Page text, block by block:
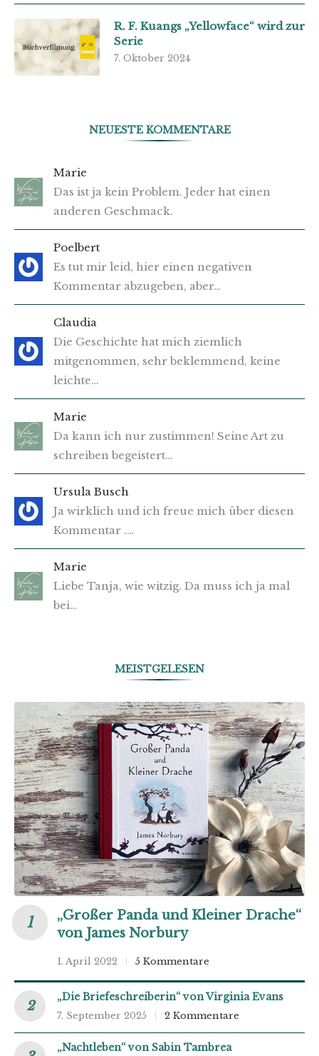
R. F. Kuangs „Yellowface“ wird zur
Serie
7. Oktober 2024
NEUESTE KOMMENTARE
Marie
Das ist ja kein Problem. Jeder hat einen
anderen Geschmack.
Poelbert
Es tut mir leid, hier einen negativen
Kommentar abzugeben, aber…
Claudia
Die Geschichte hat mich ziemlich
mitgenommen, sehr beklemmend, keine
leichte…
Marie
Da kann ich nur zustimmen! Seine Art zu
schreiben begeistert…
Ursula Busch
Ja wirklich und ich freue mich über diesen
Kommentar .…
Marie
Liebe Tanja, wie witzig. Da muss ich ja mal
bei…
MEISTGELESEN
„Großer Panda und Kleiner Drache“
von James Norbury
1. April 2022 5 Kommentare
„Die Briefeschreiberin“ von Virginia Evans
7. September 2025 2 Kommentare
„Nachtleben“ von Sabin Tambrea